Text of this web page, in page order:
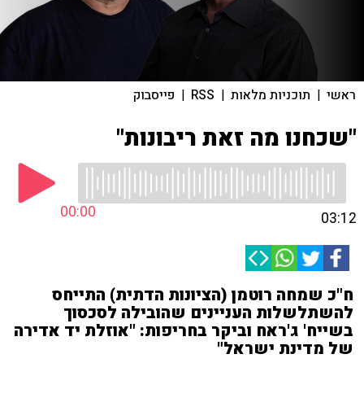
ראשי | תוכניות מלאות |
RSS
| פייסבוק
"שכחנו מה זאת ריבונות"
00:00 03:12
ח"כ שמחה רוטמן (הציונות הדתית) התייחס
להשתלשלות העניינים שהובילה לסכסוך
בשייח' ג'ראח וביקר בחריפות: "אוזלת יד אדירה
של מדינת ישראל"